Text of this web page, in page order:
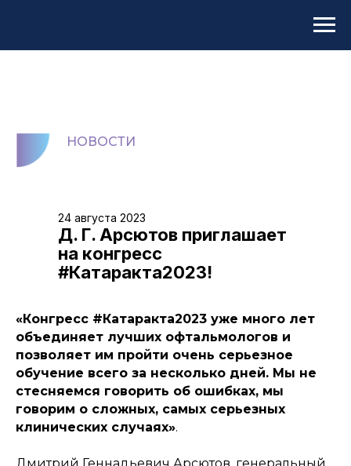
НОВОСТИ
24 августа 2023
Д. Г. Арсютов приглашает
на конгресс
#Катаракта2023!
«Конгресс #Катаракта2023 уже много лет
объединяет лучших офтальмологов и
позволяет им пройти очень серьезное
обучение всего за несколько дней. Мы не
стесняемся говорить об ошибках, мы
говорим о сложных, самых серьезных
клинических случаях».